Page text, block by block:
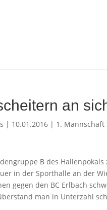
an
| 10.01.2016 | 1. Mannschaft
B des
in der Sporthalle an der
gegen den BC Erlbach
man in Unterzahl